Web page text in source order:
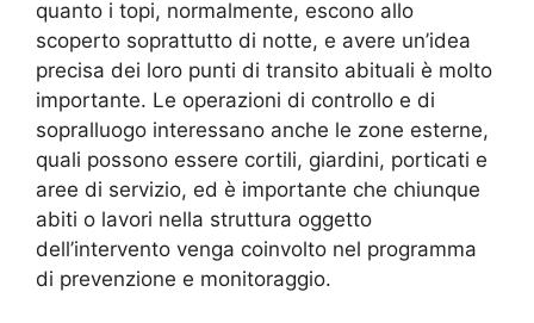
quanto i topi, normalmente, escono allo
scoperto soprattutto di notte, e avere un’idea
precisa dei loro punti di transito abituali è molto
importante. Le operazioni di controllo e di
sopralluogo interessano anche le zone esterne,
quali possono essere cortili, giardini, porticati e
aree di servizio, ed è importante che chiunque
abiti o lavori nella struttura oggetto
dell’intervento venga coinvolto nel programma
di prevenzione e monitoraggio.